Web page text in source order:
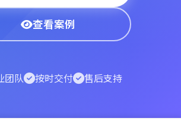
查看案例
团队 按时交付 售后支持